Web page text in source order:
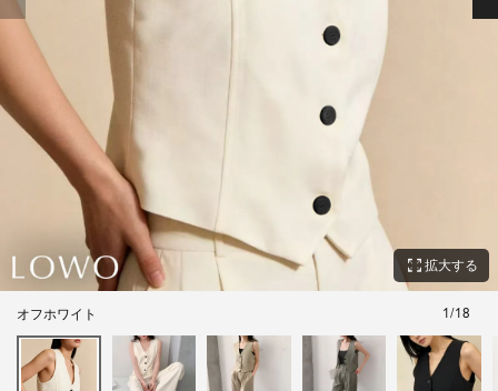
zoom_out_map 拡大する
オフホワイト 1/18